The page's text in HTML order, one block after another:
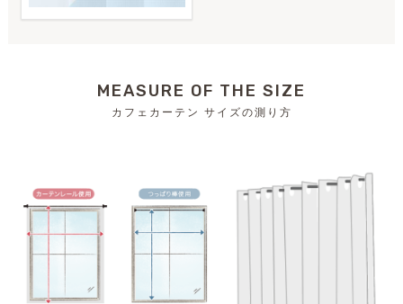
MEASURE OF THE SIZE
カフェカーテン サイズの測り方